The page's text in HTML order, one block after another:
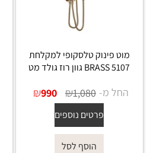
מוט פינוק טלסקופי למקלחת
5107 BRASS גוון רוז גולד מט
החל מ- ₪1,080
₪990
פרטים נוספים
הוסף לסל